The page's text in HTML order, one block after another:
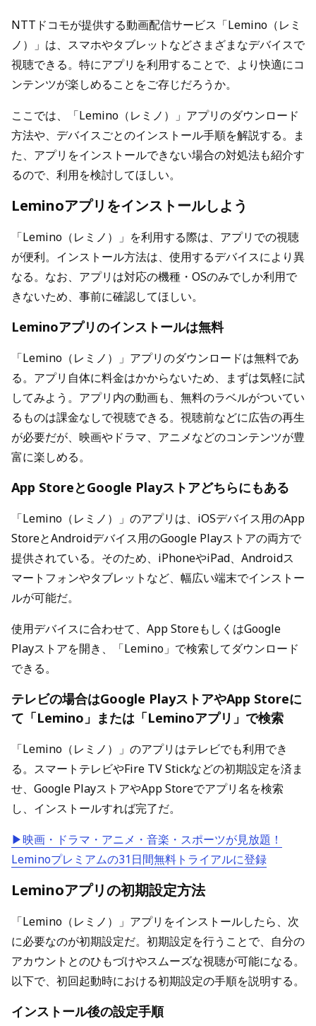
NTTドコモが提供する動画配信サービス「Lemino（レミ
ノ）」は、スマホやタブレットなどさまざまなデバイスで
視聴できる。特にアプリを利用することで、より快適にコ
ンテンツが楽しめることをご存じだろうか。
ここでは、「Lemino（レミノ）」アプリのダウンロード
方法や、デバイスごとのインストール手順を解説する。ま
た、アプリをインストールできない場合の対処法も紹介す
るので、利用を検討してほしい。
Leminoアプリをインストールしよう
「Lemino（レミノ）」を利用する際は、アプリでの視聴
が便利。インストール方法は、使用するデバイスにより異
なる。なお、アプリは対応の機種・OSのみでしか利用で
きないため、事前に確認してほしい。
Leminoアプリのインストールは無料
「Lemino（レミノ）」アプリのダウンロードは無料であ
る。アプリ自体に料金はかからないため、まずは気軽に試
してみよう。アプリ内の動画も、無料のラベルがついてい
るものは課金なしで視聴できる。視聴前などに広告の再生
が必要だが、映画やドラマ、アニメなどのコンテンツが豊
富に楽しめる。
App StoreとGoogle Playストアどちらにもある
「Lemino（レミノ）」のアプリは、iOSデバイス用のApp
StoreとAndroidデバイス用のGoogle Playストアの両方で
提供されている。そのため、iPhoneやiPad、Androidス
マートフォンやタブレットなど、幅広い端末でインストー
ルが可能だ。
使用デバイスに合わせて、App StoreもしくはGoogle
Playストアを開き、「Lemino」で検索してダウンロード
できる。
テレビの場合はGoogle PlayストアやApp Storeに
て「Lemino」または「Leminoアプリ」で検索
「Lemino（レミノ）」のアプリはテレビでも利用でき
る。スマートテレビやFire TV Stickなどの初期設定を済ま
せ、Google PlayストアやApp Storeでアプリ名を検索
し、インストールすれば完了だ。
▶映画・ドラマ・アニメ・音楽・スポーツが見放題！
Leminoプレミアムの31日間無料トライアルに登録
Leminoアプリの初期設定方法
「Lemino（レミノ）」アプリをインストールしたら、次
に必要なのが初期設定だ。初期設定を行うことで、自分の
アカウントとのひもづけやスムーズな視聴が可能になる。
以下で、初回起動時における初期設定の手順を説明する。
インストール後の設定手順